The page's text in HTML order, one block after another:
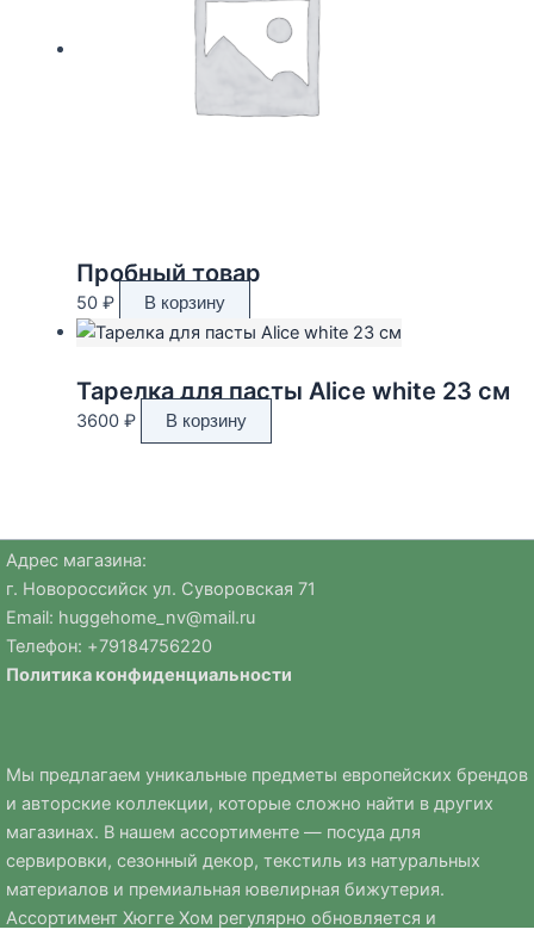
Пробный товар
50 ₽ В корзину
Тарелка для пасты Alice white 23 см
3600 ₽ В корзину
Адрес магазина:
г. Новороссийск ул. Суворовская 71
Email: huggehome_nv@mail.ru
Телефон: +79184756220
Политика конфиденциальности
Мы предлагаем уникальные предметы европейских брендов
и авторские коллекции, которые сложно найти в других
магазинах. В нашем ассортименте — посуда для
сервировки, сезонный декор, текстиль из натуральных
материалов и премиальная ювелирная бижутерия.
Ассортимент Хюгге Хом регулярно обновляется и